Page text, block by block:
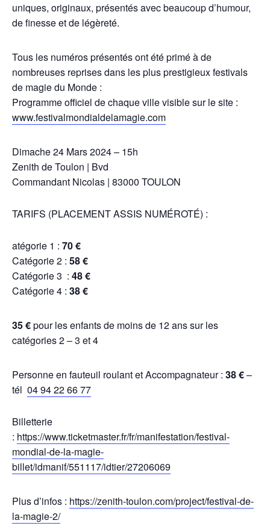
uniques, originaux, présentés avec beaucoup d’humour,
de finesse et de légèreté.
Tous les numéros présentés ont été primé à de
nombreuses reprises dans les plus prestigieux festivals
de magie du Monde :
Programme officiel de chaque ville visible sur le site :
www.festivalmondialdelamagie.com
Dimache 24 Mars 2024 – 15h
Zenith de Toulon | Bvd
Commandant Nicolas | 83000 TOULON
TARIFS (PLACEMENT ASSIS NUMÉROTÉ) :
atégorie 1 : 70 €
Catégorie 2 : 58 €
Catégorie 3 : 48 €
Catégorie 4 : 38 €
35 €pour les enfants de moins de 12 ans sur les
catégories 2 – 3 et 4
Personne en fauteuil roulant et Accompagnateur : 38 €–
tél 04 94 22 66 77
Billetterie
: https://www.ticketmaster.fr/fr/manifestation/festival-
mondial-de-la-magie-
billet/idmanif/551117/idtier/27206069
Plus d’infos : https://zenith-toulon.com/project/festival-de-
la-magie-2/